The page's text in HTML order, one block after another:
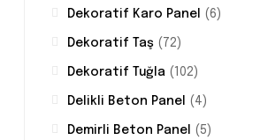
Dekoratif Karo Panel (6)
Dekoratif Taş (72)
Dekoratif Tuğla (102)
Delikli Beton Panel (4)
Demirli Beton Panel (5)